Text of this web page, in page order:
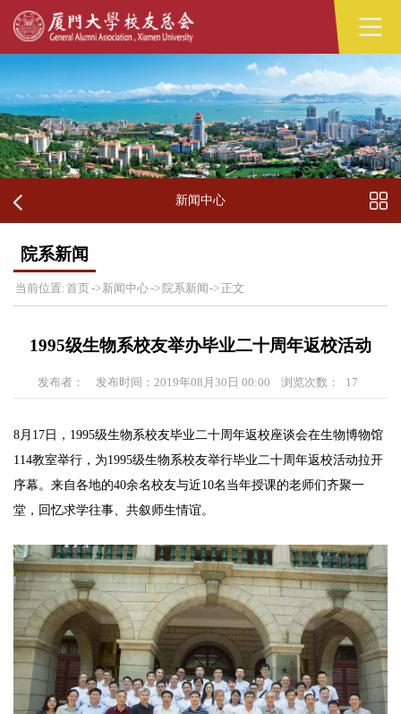
新闻中心
院系新闻
当前位置:首页->新闻中心-> 院系新闻-> 正文
1995级生物系校友举办毕业二十周年返校活动
发布者： 发布时间：2019年08月30日 00:00 浏览次数： 17
8月17日，1995级生物系校友毕业二十周年返校座谈会在生物博物馆
114教室举行，为1995级生物系校友举行毕业二十周年返校活动拉开
序幕。来自各地的40余名校友与近10名当年授课的老师们齐聚一
堂，回忆求学往事、共叙师生情谊。